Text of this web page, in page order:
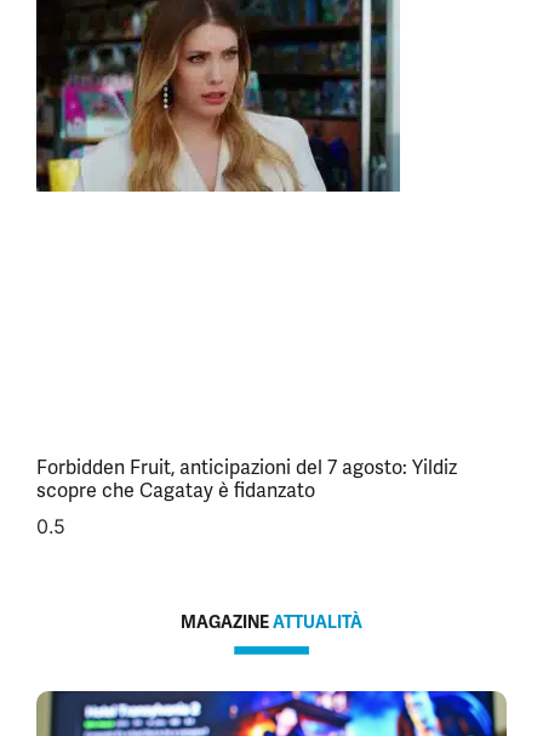
Forbidden Fruit, anticipazioni del 7 agosto: Yildiz
scopre che Cagatay è fidanzato
MAGAZINEATTUALITÀ